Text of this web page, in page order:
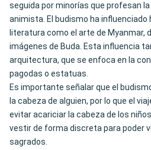
seguida por minorías que profesan
animista. El budismo ha
literatura como el arte de Myanmar,
imágenes de Buda. Esta influencia
arquitectura, que se enfoca en la
pagodas o estatuas.
Es importante señalar que el
la cabeza de alguien, por lo que el
evitar acariciar la cabeza de los
vestir de forma discreta para poder
sagrados.